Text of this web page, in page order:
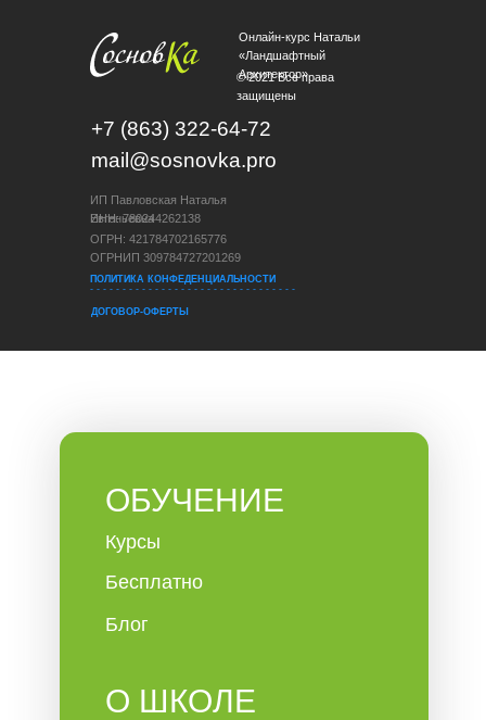
ИП Павловская Наталья
Евгеньевна
ИНН: 780244262138
ОГРН: 421784702165776
ОГРНИП 309784727201269
ПОЛИТИКА КОНФЕДЕНЦИАЛЬНОСТИ
- - - - - - - - - - - - - - - - - - - - - - - - - - - - - - - -
ДОГОВОР-ОФЕРТЫ
Онлайн-курс Натальи
«Ландшафтный
Архитектор»
© 2021 Все права
защищены
+7 (863) 322-64-72
mail@sosnovka.pro
ОБУЧЕНИЕ
О ШКОЛЕ
Курсы
Бесплатно
Блог